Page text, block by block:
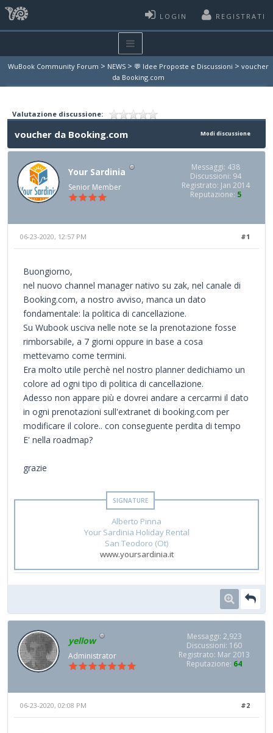
LOGIN REGISTRATI
WuBook Community Forum > NEWS > 💬 Idee Proposte e Discussioni > voucher
da Booking.com
Valutazione discussione:
Modi discussione
voucher da Booking.com
Your Sardinia
Senior Member
Messaggi: 438
Discussioni: 94
Registrato: Jan 2014
Reputazione: 5
#1
06-23-2020, 12:57 PM
Buongiorno,
nel nuovo channel manager nativo su zak, nel canale di
Booking.com, a nostro avviso, manca un dato
fondamentale: la politica di cancellazione.
Su Wubook usciva nelle note se la prenotazione fosse
rimborsabile, a 7 giorni oppure in base a cosa
mettevamo come termini.
Era molto utile perchè nel nostro planner dedichiamo un
colore ad ogni tipo di politica di cancellazione.
Adesso non appare più e dovrei andare a cercarmi il dato
in ogni prenotazioni sull'extranet di booking.com per
modificare il colore.. con conseguente perdita di tempo
E' nella roadmap?
grazie
Alberto Pinna
Your Sardinia Holiday Rental
San Teodoro (Ot)
www.yoursardinia.it
yellow
Administrator
Messaggi: 2,923
Discussioni: 160
Registrato: Mar 2013
Reputazione: 64
#2
06-23-2020, 02:08 PM